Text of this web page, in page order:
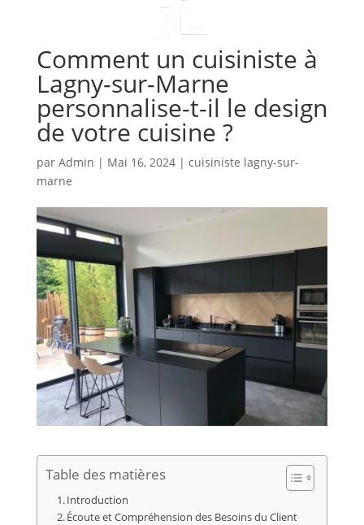
Comment un cuisiniste à
Lagny-sur-Marne
personnalise-t-il le design
de votre cuisine ?
par Admin | Mai 16, 2024| cuisiniste lagny-sur-
marne
Table des matières
Introduction
Écoute et Compréhension des Besoins du Client